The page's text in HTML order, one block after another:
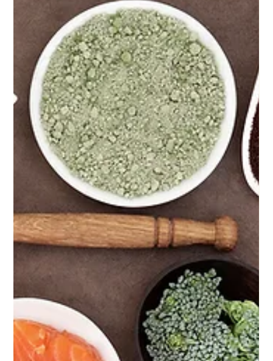
1. Okt. 2025 4 Min. Lesezeit
Darmaufbau beim Hund: Dein 4-
Phasen-Plan bei Magen-Darm-
Problemen
Dein Hund kämpft mit Durchfall, Blähungen oder
empfindlichem Magen? In meinem 4-Phasen-Plan
erfährst du, wie du mit Schonkost startest, die